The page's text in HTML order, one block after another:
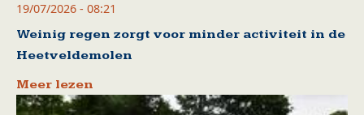
19/07/2026 - 08:21
Weinig regen zorgt voor minder activiteit in de
Heetveldemolen
Meer lezen